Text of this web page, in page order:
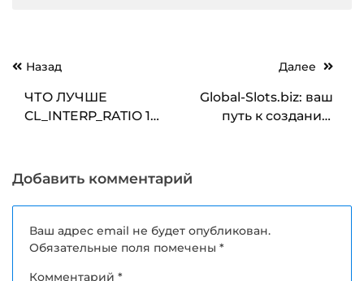
Навигация
записям
Назад
ЧТО ЛУЧШЕ
CL_INTERP_RATIO 1
Далее
Global-Slots.biz: ваш
путь к созданию
Добавить комментарий
Ваш адрес email не будет опубликован.
Обязательные поля помечены *
Комментарий *